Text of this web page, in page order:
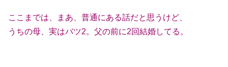
ここまでは、まあ、普通にある話だと思うけど、
うちの母、実はバツ2。父の前に2回結婚してる。